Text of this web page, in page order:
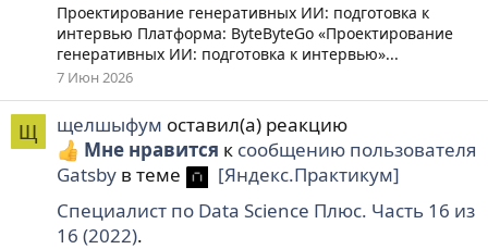
Проектирование генеративных ИИ: подготовка к
интервью Платформа: ByteByteGo «Проектирование
генеративных ИИ: подготовка к интервью»...
7 Июн 2026
Щ щелшыфум оставил(а) реакцию
Мне нравится к сообщению пользователя
Gatsby в теме
[Яндекс.Практикум]
Специалист по Data Science Плюс. Часть 16 из
16 (2022).